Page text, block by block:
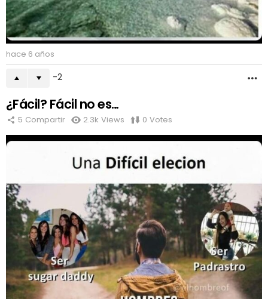
hace 6 años
-2
¿Fácil? Fácil no es…
5 Compartir 2.3k Views 0 Votes